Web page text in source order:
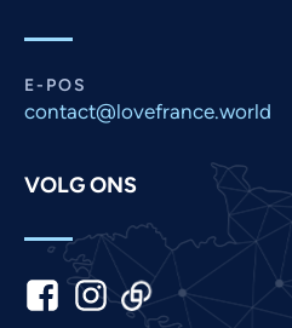
E-POS
contact@lovefrance.world
VOLG ONS